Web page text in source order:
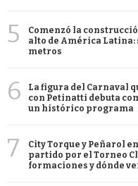
5
Comenzó la
alto de América Latina:
metros
6
La figura del Carnaval
con Petinatti debuta
un histórico programa
7
City Torque y Peñarol
partido por el Torneo
formaciones y dónde